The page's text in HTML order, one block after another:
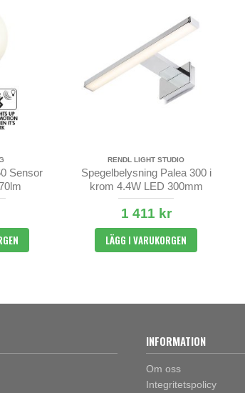
Sensor
RENDL LIGHT STUDIO
Spegelbelysning Palea 300 i
krom 4.4W LED 300mm
1 411 kr
LÄGG I VARUKORGEN
INFORMATION
Om oss
Integritetspolicy